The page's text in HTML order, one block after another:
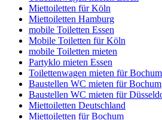
Miettoiletten für Köln
Miettoiletten Hamburg
mobile Toiletten Essen
Mobile Toiletten für Köln
mobile Toiletten mieten
Partyklo mieten Essen
Toilettenwagen mieten für Bochum
Baustellen WC mieten für Bochum
Baustellen WC mieten für
Miettoiletten Deutschland
Miettoiletten für Bochum